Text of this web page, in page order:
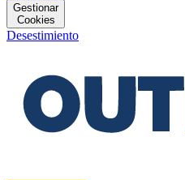
Gestionar
Cookies
Desestimiento